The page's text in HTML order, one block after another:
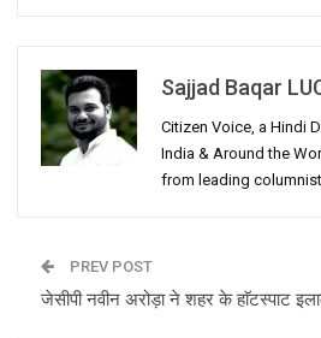
Sajjad Baqar
Citizen Voice, a Hindi
India & Around the
from leading
PREV POST
जेसीपी नवीन अरोड़ा ने शहर के हाॅटस्पाट